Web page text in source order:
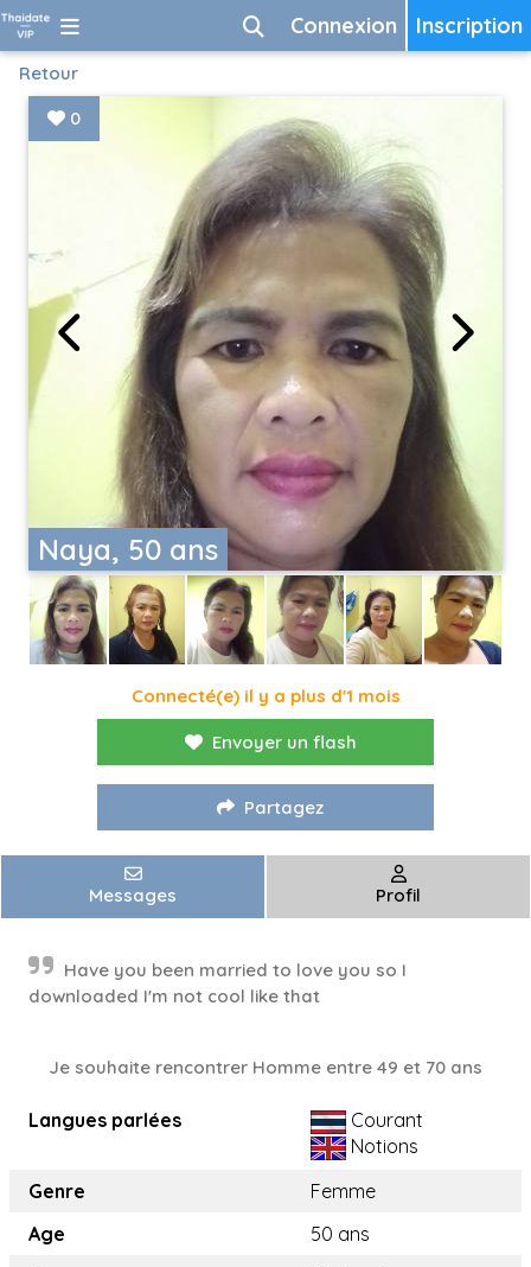
Inscription
Connexion
Retour
Naya, 50 ans
0
Connecté(e) il y a plus d'1 mois
Envoyer un flash
Partagez
Messages Profil
Have you been married to love you so I
downloaded I'm not cool like that
Je souhaite rencontrer Homme entre 49 et 70 ans
Langues parlées
Courant
Notions
Genre
Femme
Age
50 ans